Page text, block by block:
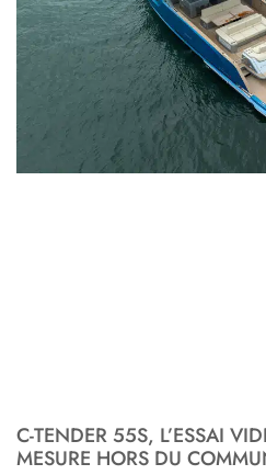
C-TENDER 55S, L’ESSAI
MESURE HORS DU